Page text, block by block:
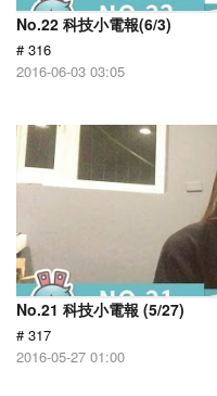
No.22 科技小電報(6/3)
# 316
2016-06-03 03:05
No.21 科技小電報 (5/27)
# 317
2016-05-27 01:00